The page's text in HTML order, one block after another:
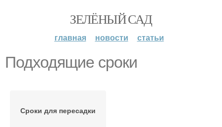
ЗЕЛЁНЫЙ САД
главная новости статьи
Подходящие сроки
Сроки для пересадки